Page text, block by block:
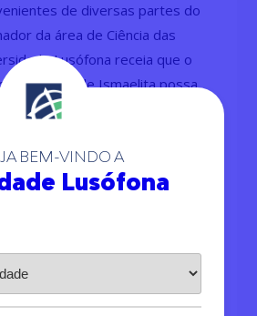
BEM-VINDO A
Lusófona
de diversas partes do
da área de Ciência das
Lusófona receia que o
Comunidade Ismaelita possa
divisões, a que Portugal se
por toda a Europa
se faz entre o mundo
migratórias dos últimos